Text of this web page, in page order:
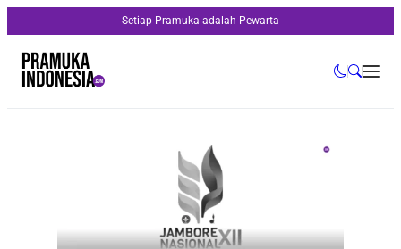
Setiap Pramuka adalah Pewarta